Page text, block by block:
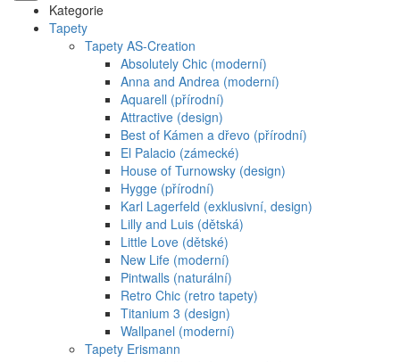
Kategorie
Tapety
Tapety AS-Creation
Absolutely Chic (moderní)
Anna and Andrea (moderní)
Aquarell (přírodní)
Attractive (design)
Best of Kámen a dřevo (přírodní)
El Palacio (zámecké)
House of Turnowsky (design)
Hygge (přírodní)
Karl Lagerfeld (exklusivní, design)
Lilly and Luis (dětská)
Little Love (dětské)
New Life (moderní)
Pintwalls (naturální)
Retro Chic (retro tapety)
Titanium 3 (design)
Wallpanel (moderní)
Tapety Erismann